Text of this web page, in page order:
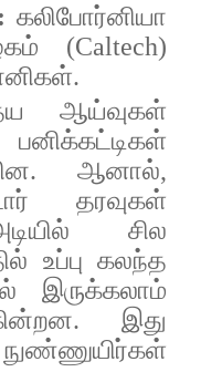
கலிபோர்னியா
(Caltech)
.
ஆய்வுகள்
பனிக்கட்டிகள்
.ஆனால்,
தரவுகள்
சில
உப்பு கலந்த
இருக்கலாம்
. இது
நுண்ணுயிர்கள்